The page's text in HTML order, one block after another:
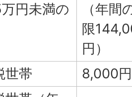
円未満の
（年間
限
円）
世帯
8,000円